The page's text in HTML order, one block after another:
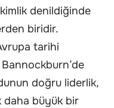
kimlik denildiğinde
biridir.
tarihi
doğru liderlik,
daha büyük bir